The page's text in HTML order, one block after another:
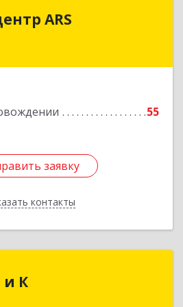
ARS
55
заявку
контакты
заявку
Назад
К